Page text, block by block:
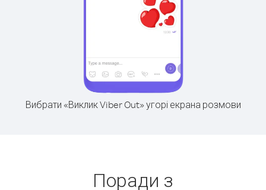
Вибрати «Виклик Viber Out» угорі екрана розмови
Поради з